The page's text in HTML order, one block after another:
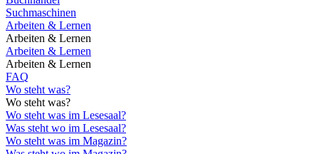
Suchmaschinen
Arbeiten & Lernen
Arbeiten & Lernen
Arbeiten & Lernen
Arbeiten & Lernen
FAQ
Wo steht was?
Wo steht was?
Wo steht was im Lesesaal?
Was steht wo im Lesesaal?
Wo steht was im Magazin?